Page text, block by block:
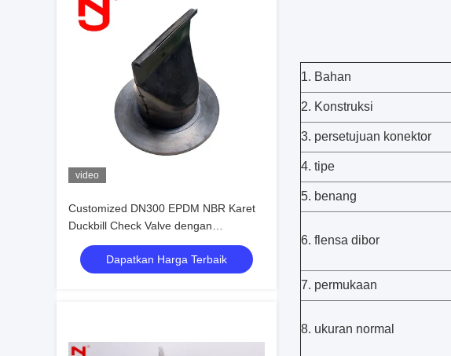
video
Customized DN300 EPDM NBR Karet
Duckbill Check Valve dengan
pengalaman 20 tahun untuk aplikasi air
limbah
Dapatkan Harga Terbaik
1. Bahan
2. Konstruksi
3. persetujuan konektor
4. tipe
5. benang
6. flensa dibor
7. permukaan
8. ukuran normal